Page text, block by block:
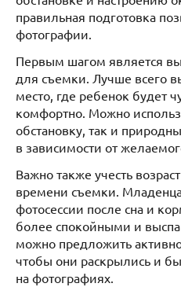
правильная подготовка
фотографии.
Первым шагом является
для съемки. Лучше всего
место, где ребенок будет
комфортно. Можно
обстановку, так и
в зависимости от
Важно также учесть
времени съемки.
фотосессии после сна и
более спокойными и
можно предложить
чтобы они раскрылись и
на фотографиях.